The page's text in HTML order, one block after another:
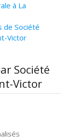
à La
de Société
Victor
Société
Victor